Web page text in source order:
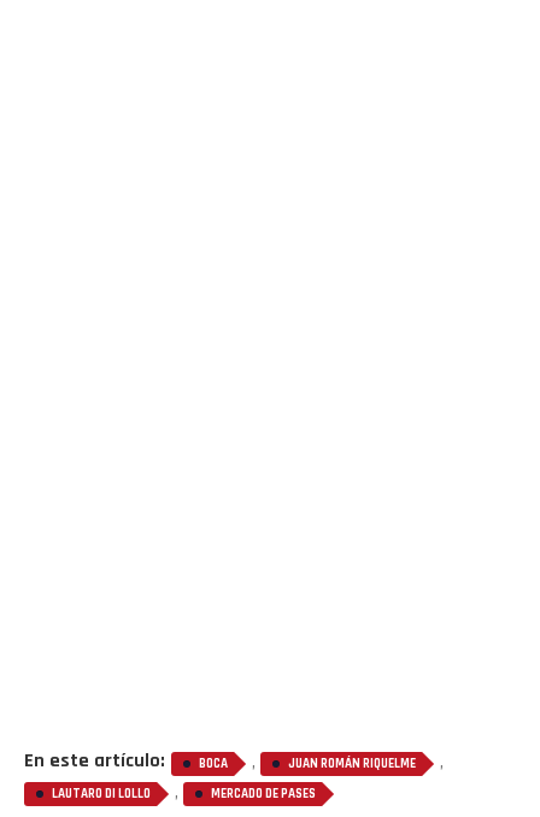
En este artículo: BOCA , JUAN ROMÁN RIQUELME ,
LAUTARO DI LOLLO , MERCADO DE PASES